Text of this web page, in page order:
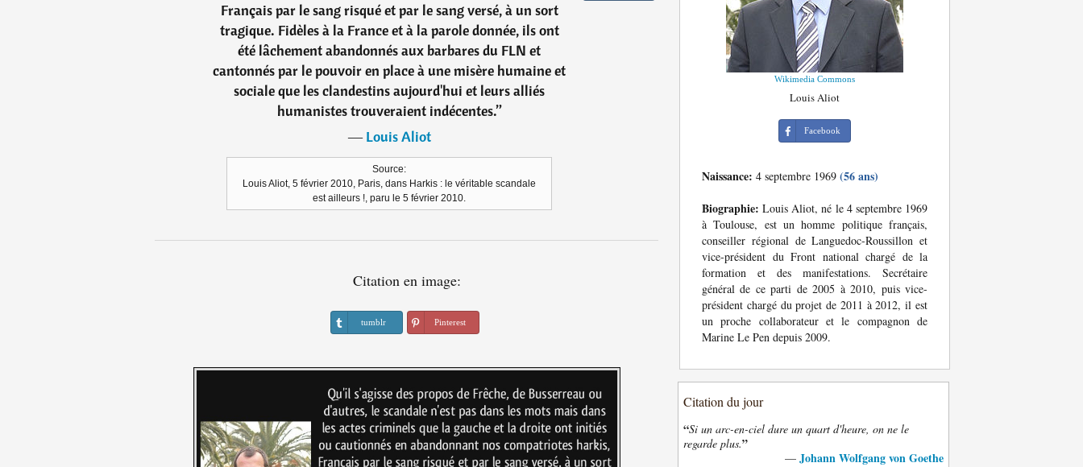
Français par le sang risqué et par le sang versé, à un sort
tragique. Fidèles à la France et à la parole donnée, ils ont
été lâchement abandonnés aux barbares du FLN et
cantonnés par le pouvoir en place à une misère humaine et
sociale que les clandestins aujourd'hui et leurs alliés
humanistes trouveraient indécentes.”
―Louis Aliot
Source:
Louis Aliot, 5 février 2010, Paris, dans Harkis : le véritable scandale
est ailleurs !, paru le 5 février 2010.
Citation en image:
tumblr Pinterest
Wikimedia Commons
Louis Aliot
Facebook
Naissance: 4 septembre 1969 (56 ans)
Biographie: Louis Aliot, né le 4 septembre 1969
à Toulouse, est un homme politique français,
conseiller régional de Languedoc-Roussillon et
vice-président du Front national chargé de la
formation et des manifestations. Secrétaire
général de ce parti de 2005 à 2010, puis vice-
président chargé du projet de 2011 à 2012, il est
un proche collaborateur et le compagnon de
Marine Le Pen depuis 2009.
Citation du jour
“Si un arc-en-ciel dure un quart d'heure, on ne le
regarde plus.”
— Johann Wolfgang von Goethe